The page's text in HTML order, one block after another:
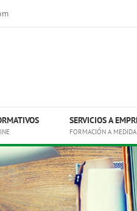
SERVICIOS A
FORMACIÓN A MEDIDA